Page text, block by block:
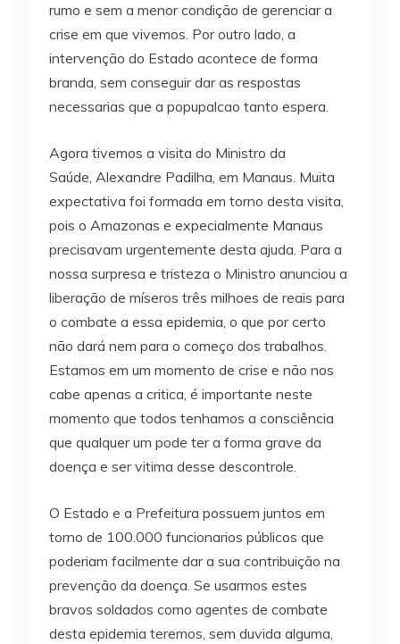
rumo e sem a menor condição de gerenciar a
crise em que vivemos. Por outro lado, a
intervenção do Estado acontece de forma
branda, sem conseguir dar as respostas
necessarias que a popupalcao tanto espera.
Agora tivemos a visita do Ministro da
Saúde, Alexandre Padilha, em Manaus. Muita
expectativa foi formada em torno desta visita,
pois o Amazonas e expecialmente Manaus
precisavam urgentemente desta ajuda. Para a
nossa surpresa e tristeza o Ministro anunciou a
liberação de míseros três milhoes de reais para
o combate a essa epidemia, o que por certo
não dará nem para o começo dos trabalhos.
Estamos em um momento de crise e não nos
cabe apenas a critica, é importante neste
momento que todos tenhamos a consciência
que qualquer um pode ter a forma grave da
doença e ser vitima desse descontrole.
O Estado e a Prefeitura possuem juntos em
torno de 100.000 funcionarios públicos que
poderiam facilmente dar a sua contribuição na
prevenção da doença. Se usarmos estes
bravos soldados como agentes de combate
desta epidemia teremos, sem duvida alguma,